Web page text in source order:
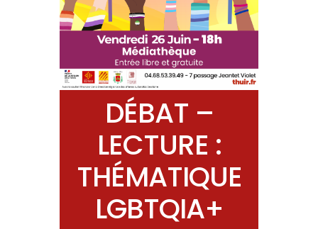
DÉBAT –
LECTURE :
THÉMATIQUE
LGBTQIA+